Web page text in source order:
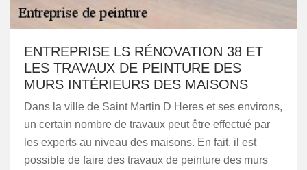
ENTREPRISE LS RÉNOVATION 38 ET
LES TRAVAUX DE PEINTURE DES
MURS INTÉRIEURS DES MAISONS
Dans la ville de Saint Martin D Heres et ses environs,
un certain nombre de travaux peut être effectué par
les experts au niveau des maisons. En fait, il est
possible de faire des travaux de peinture des murs